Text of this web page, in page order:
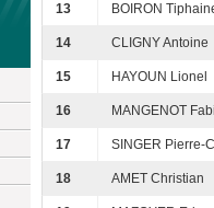
13 BOIRON
14 CLIGNY Antoine
15 HAYOUN Lionel
16 MANGENOT
17 SINGER Pierre-
18 AMET Christian